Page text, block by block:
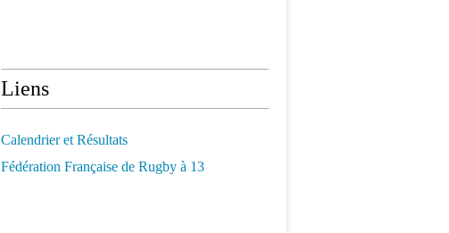
Liens
Calendrier et Résultats
Fédération Française de Rugby à 13